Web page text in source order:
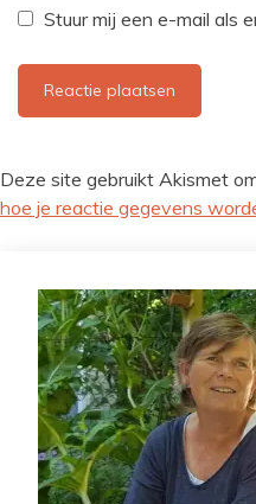
Stuur mij een e-mail als
Deze site gebruikt Akismet
hoe je reactie gegevens